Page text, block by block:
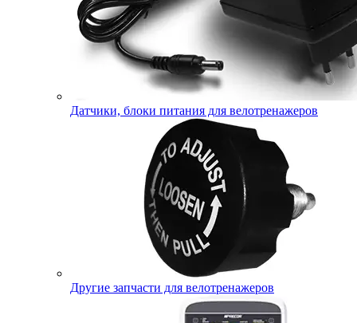
Датчики, блоки питания для велотренажеров
Другие запчасти для велотренажеров